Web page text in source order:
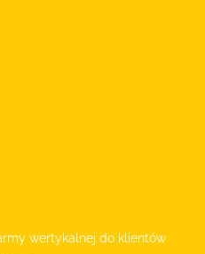
wertykalnej do klientów